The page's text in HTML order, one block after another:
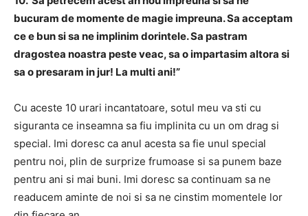
bucuram de momente de magie impreuna. Sa acceptam
ce e bun si sa ne implinim dorintele. Sa pastram
dragostea noastra peste veac, sa o impartasim altora si
sa o presaram in jur! La multi ani!”
Cu aceste 10 urari incantatoare, sotul meu va sti cu
siguranta ce inseamna sa fiu implinita cu un om drag si
special. Imi doresc ca anul acesta sa fie unul special
pentru noi, plin de surprize frumoase si sa punem baze
pentru ani si mai buni. Imi doresc sa continuam sa ne
readucem aminte de noi si sa ne cinstim momentele lor